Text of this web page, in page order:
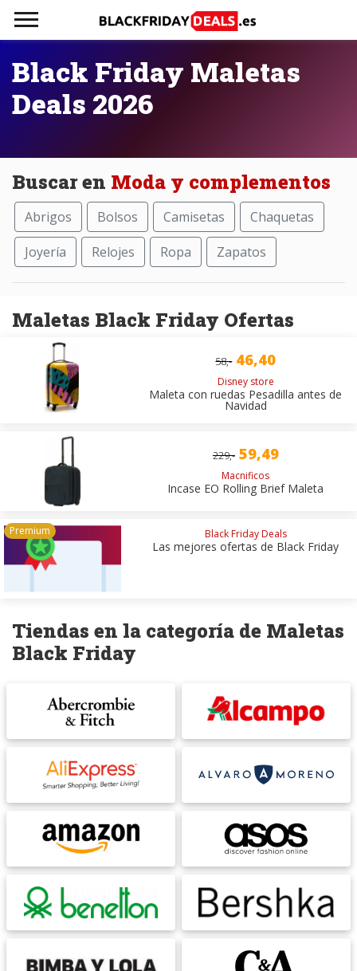
Black Friday Maletas
Deals 2026
Buscar en Moda y complementos
Abrigos Bolsos Camisetas
Chaquetas
Joyería
Relojes Ropa Zapatos
Maletas Black Friday Ofertas
58,- 46,40
Disney store
Maleta con ruedas Pesadilla antes de
Navidad
229,- 59,49
Macnificos
Incase EO Rolling Brief Maleta
Black Friday Deals
Las mejores ofertas de Black Friday
Tiendas en la categoría de Maletas
Black Friday